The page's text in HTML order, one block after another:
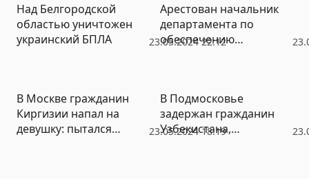
23.05.2024 22:12
Над Белгородской
областью уничтожен
украинский БПЛА
Арестован начальник
департамента по
обеспечению
23.05.2024 18:19
В Москве гражданин
Киргизии напал на
девушку: пытался
В Подмосковье
задержан гражданин
Узбекистана,